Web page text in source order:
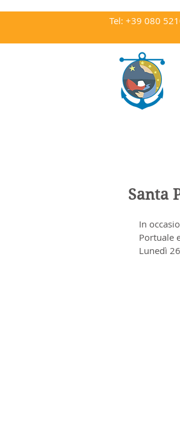
Tel: +39 080
CAP
Santa
In
Portuale
Lunedì